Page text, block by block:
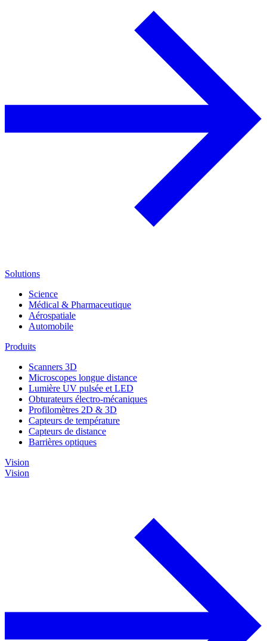
Solutions
Science
Médical & Pharmaceutique
Aérospatiale
Automobile
Produits
Scanners 3D
Microscopes longue distance
Lumière UV pulsée et LED
Obturateurs électro-mécaniques
Profilomètres 2D & 3D
Capteurs de température
Capteurs de distance
Barrières optiques
Vision
Vision